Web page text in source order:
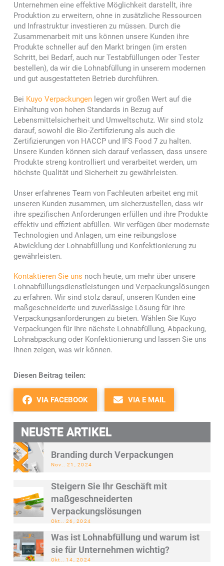
Unternehmen eine effektive Möglichkeit darstellt, ihre
Produktion zu erweitern, ohne in zusätzliche Ressourcen
und Infrastruktur investieren zu müssen. Durch die
Zusammenarbeit mit uns können unsere Kunden ihre
Produkte schneller auf den Markt bringen (im ersten
Schritt, bei Bedarf, auch nur Testabfüllungen oder Tester
bestellen), da wir die Lohnabfüllung in unserem modernen
und gut ausgestatteten Betrieb durchführen.
Bei Kuyo Verpackungenlegen wir großen Wert auf die
Einhaltung von hohen Standards in Bezug auf
Lebensmittelsicherheit und Umweltschutz. Wir sind stolz
darauf, sowohl die Bio-Zertifizierung als auch die
Zertifizierungen von HACCP und IFS Food 7 zu halten.
Unsere Kunden können sich darauf verlassen, dass unsere
Produkte streng kontrolliert und verarbeitet werden, um
höchste Qualität und Sicherheit zu gewährleisten.
Unser erfahrenes Team von Fachleuten arbeitet eng mit
unseren Kunden zusammen, um sicherzustellen, dass wir
ihre spezifischen Anforderungen erfüllen und ihre Produkte
effektiv und effizient abfüllen. Wir verfügen über modernste
Technologien und Anlagen, um eine reibungslose
Abwicklung der Lohnabfüllung und Konfektionierung zu
gewährleisten.
Kontaktieren Sie uns noch heute, um mehr über unsere
Lohnabfüllungsdienstleistungen und Verpackungslösungen
zu erfahren. Wir sind stolz darauf, unseren Kunden eine
maßgeschneiderte und zuverlässige Lösung für ihre
Verpackungsanforderungen zu bieten. Wählen Sie Kuyo
Verpackungen für Ihre nächste Lohnabfüllung, Abpackung,
Lohnabpackung oder Konfektionierung und lassen Sie uns
Ihnen zeigen, was wir können.
Diesen Beitrag teilen:
VIA FACEBOOK VIA E MAIL
NEUSTE ARTIKEL
Branding durch Verpackungen
Nov.. 21, 2024
Steigern Sie Ihr Geschäft mit
maßgeschneiderten
Verpackungslösungen
Okt.. 26, 2024
Was ist Lohnabfüllung und warum ist
sie für Unternehmen wichtig?
Okt.. 14, 2024